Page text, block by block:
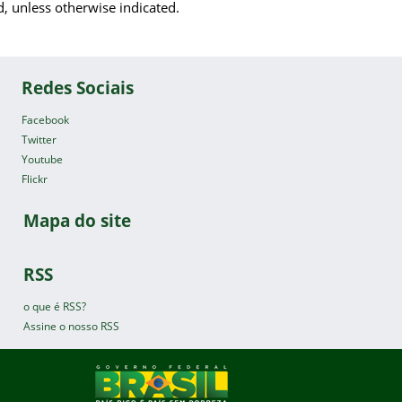
unless otherwise indicated.
Redes Sociais
Facebook
Twitter
Youtube
Flickr
Mapa do site
RSS
o que é RSS?
Assine o nosso RSS